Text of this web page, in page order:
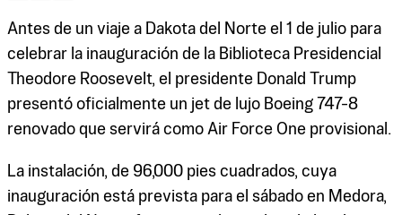
Antes de un viaje a Dakota del Norte el 1 de julio para
celebrar la inauguración de la Biblioteca Presidencial
Theodore Roosevelt, el presidente Donald Trump
presentó oficialmente un jet de lujo Boeing 747-8
renovado que servirá como Air Force One provisional.
La instalación, de 96,000 pies cuadrados, cuya
inauguración está prevista para el sábado en Medora,